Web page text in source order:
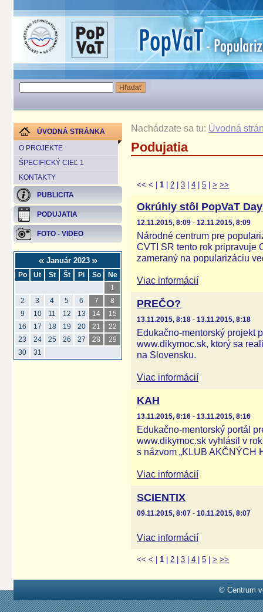
ÚVODNÁ STRÁNKA
O PROJEKTE
ŠPECIFICKÝ CIEĽ 1
KONTAKTY
PUBLICITA
PODUJATIA
FOTO - VIDEO
Január 2023
Po Ut St Št Pi So
Ne
1
2
3 4 5 6 7
8
9
10 11 12 13 14
15
16
17 18 19 20 21
22
23
24 25 26 27 28
29
30
31
Nachádzate sa tu: Úvodná
Podujatia
<< < 1 2 3 4 5 > >>
Okrúhly stôl PopVaT
12.11.2015, 8:09 - 12.11.2015, 8:09
Národné centrum pre
CVTI SR tento rok pripravuje
zameraný na popularizáciu
Viac informácií
PREČO?
13.11.2015, 8:18 - 13.11.2015, 8:18
Edukačno-mentorský projekt
www.dikymoc.sk, ktorý sa
na Slovensku.
Viac informácií
KAH
13.11.2015, 8:16 - 13.11.2015, 8:16
Edukačno-mentorský portál
www.dikymoc.sk vyhlásil v
s názvom „KLUB AKČNÝCH
Viac informácií
SCIENTIX
09.11.2015, 8:07 - 10.11.2015, 8:07
Viac informácií
<< < 1 2 3 4 5 > >>
© Centrum